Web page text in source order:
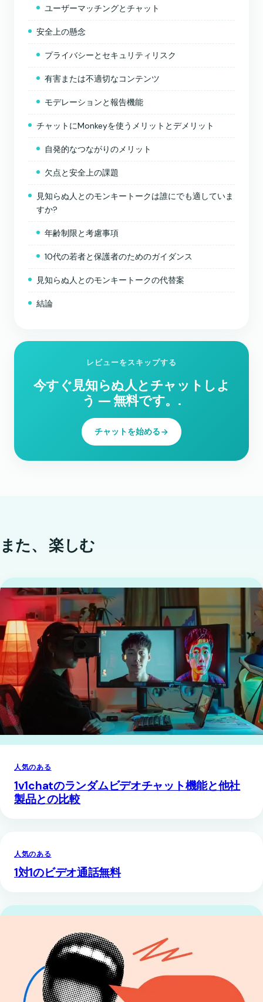
ユーザーマッチングとチャット
安全上の懸念
プライバシーとセキュリティリスク
有害または不適切なコンテンツ
モデレーションと報告機能
チャットにMonkeyを使うメリットとデメリット
自発的なつながりのメリット
欠点と安全上の課題
見知らぬ人とのモンキートークは誰にでも適していま
すか?
年齢制限と考慮事項
10代の若者と保護者のためのガイダンス
見知らぬ人とのモンキートークの代替案
結論
レビューをスキップする
今すぐ見知らぬ人とチャットしよ
う ― 無料です。.
チャットを始める
また、楽しむ
人気のある
1v1chatのランダムビデオチャット機能と他社
製品との比較
人気のある
1対1のビデオ通話無料